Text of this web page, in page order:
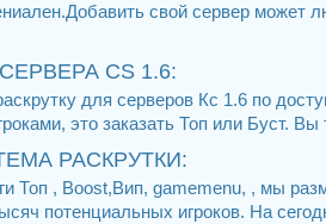
свой сервер
CS 1.6:
для серверов Кс 1.6 по
это заказать Топ или Буст.
РАСКРУТКИ:
Топ , Boost,Вип, gamemenu, , мы
потенциальных игроков. На